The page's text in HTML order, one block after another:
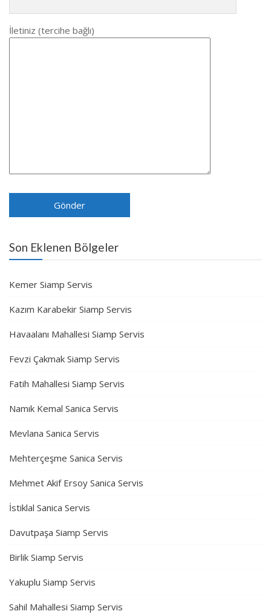
İletiniz (tercihe bağlı)
Son Eklenen Bölgeler
Kemer Siamp Servis
Kazım Karabekir Siamp Servis
Havaalanı Mahallesi Siamp Servis
Fevzi Çakmak Siamp Servis
Fatih Mahallesi Siamp Servis
Namık Kemal Sanica Servis
Mevlana Sanica Servis
Mehterçeşme Sanica Servis
Mehmet Akif Ersoy Sanica Servis
İstiklal Sanica Servis
Davutpaşa Siamp Servis
Birlik Siamp Servis
Yakuplu Siamp Servis
Sahil Mahallesi Siamp Servis